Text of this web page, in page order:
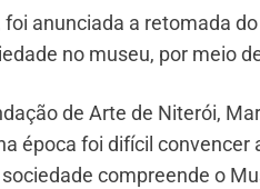
anunciada a retomada
no museu, por meio
de Arte de Niterói,
época foi difícil
compreende o